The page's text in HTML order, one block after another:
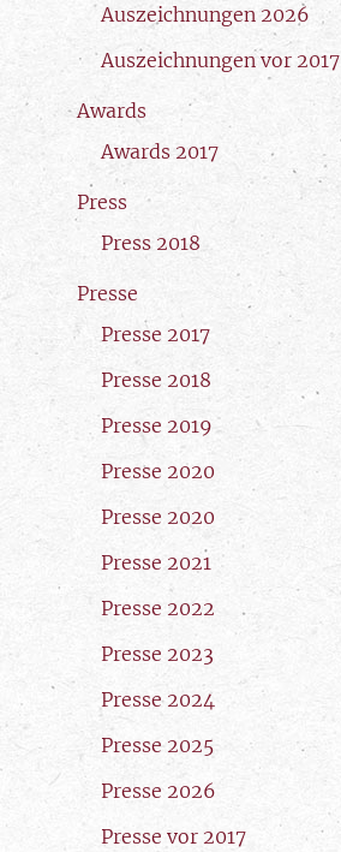
Auszeichnungen 2026
Auszeichnungen vor 2017
Awards
Awards 2017
Press
Press 2018
Presse
Presse 2017
Presse 2018
Presse 2019
Presse 2020
Presse 2020
Presse 2021
Presse 2022
Presse 2023
Presse 2024
Presse 2025
Presse 2026
Presse vor 2017